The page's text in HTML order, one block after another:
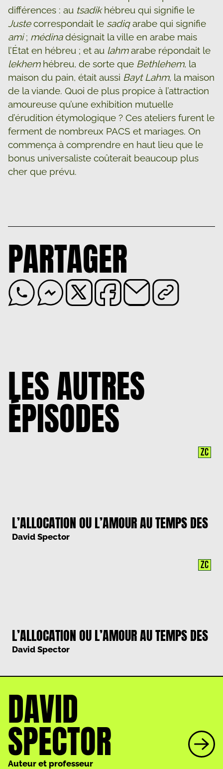
différences : au tsadikhébreu qui signifie le
Justecorrespondait le sadiqarabe qui signifie
ami; médinadésignait la ville en arabe mais
l’État en hébreu ; et au lahmarabe répondait le
lekhemhébreu, de sorte que Bethlehem, la
maison du pain, était aussi Bayt Lahm, la maison
de la viande. Quoi de plus propice à l’attraction
amoureuse qu’une exhibition mutuelle
d’érudition étymologique ? Ces ateliers furent le
ferment de nombreux PACS et mariages. On
commença à comprendre en haut lieu que le
bonus universaliste coûterait beaucoup plus
cher que prévu.
PARTAGER
LES AUTRES
ÉPISODES
L’ALLOCATION OU L’AMOUR AU TEMPS DES
DEFICITS – PARTIE 2/3
David Spector
ZC
L’ALLOCATION OU L’AMOUR AU TEMPS DES
DEFICITS – PARTIE 3/3
David Spector
ZC
DAVID
SPECTOR
Auteur et professeur